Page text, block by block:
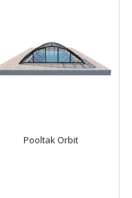
Pooltak Orbit